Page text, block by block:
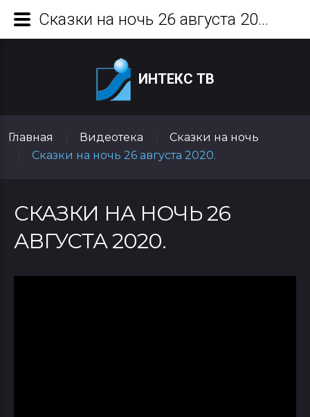
ИНТЕКС ТВ
Главная Видеотека
Сказки на ночь
Сказки на ночь 26 августа 2020.
СКАЗКИ НА НОЧЬ 26
АВГУСТА 2020.
Сказки на ночь 26 августа 2020.